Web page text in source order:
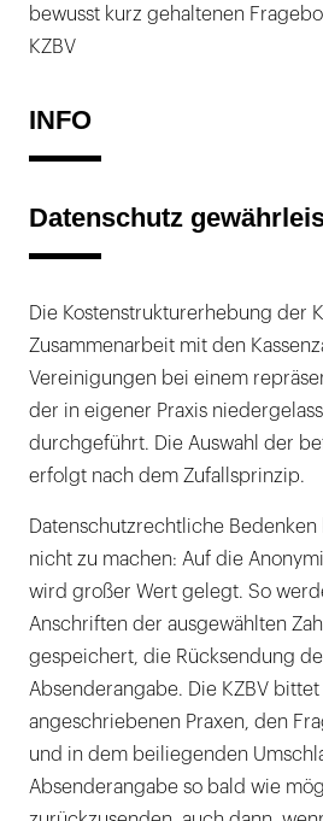
bewusst kurz gehaltenen
KZBV
INFO
Datenschutz
Die Kostenstrukturerhebung der
Zusammenarbeit mit den
Vereinigungen bei einem
der in eigener Praxis
durchgeführt. Die Auswahl der
erfolgt nach dem Zufallsprinzip.
Datenschutzrechtliche
nicht zu machen: Auf die
wird großer Wert gelegt. So
Anschriften der ausgewählten
gespeichert, die Rücksendung
Absenderangabe. Die KZBV
angeschriebenen Praxen, den
und in dem beiliegenden
Absenderangabe so bald wie